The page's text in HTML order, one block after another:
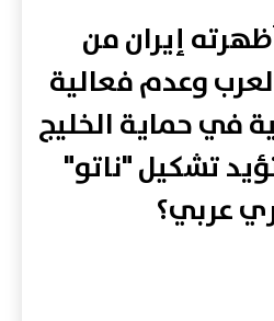
إيران من
وعدم فعالية
في حماية الخليج
تشكيل "ناتو"
عربي؟